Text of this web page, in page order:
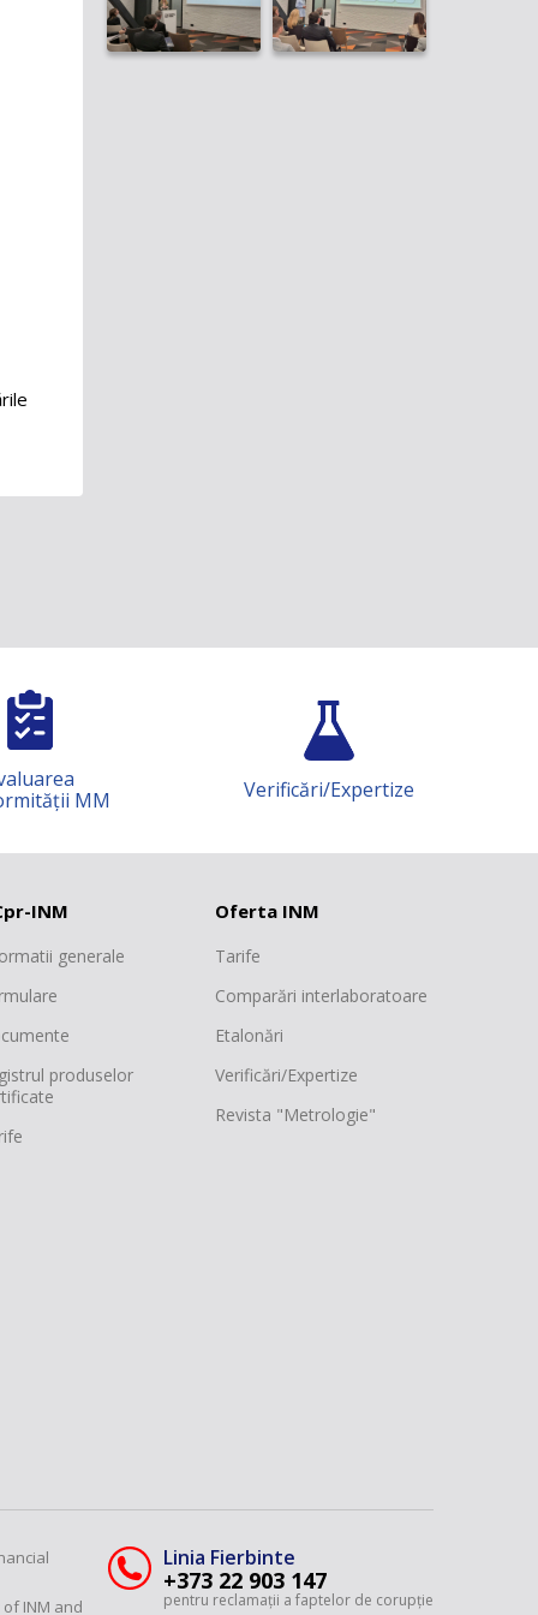
Deplasări de serviciu în străinătate
Verificări/Expertize Știință și cercetare
INM
generale
produselor
Oferta INM
Tarife
Comparări interlaboratoare
Etalonări
Verificări/Expertize
Revista "Metrologie"
INM and
Linia Fierbinte
+373 22 903 147
pentru reclamații a faptelor de corupție